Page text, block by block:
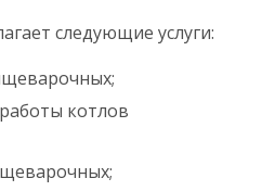
следующие услуги:
котлов